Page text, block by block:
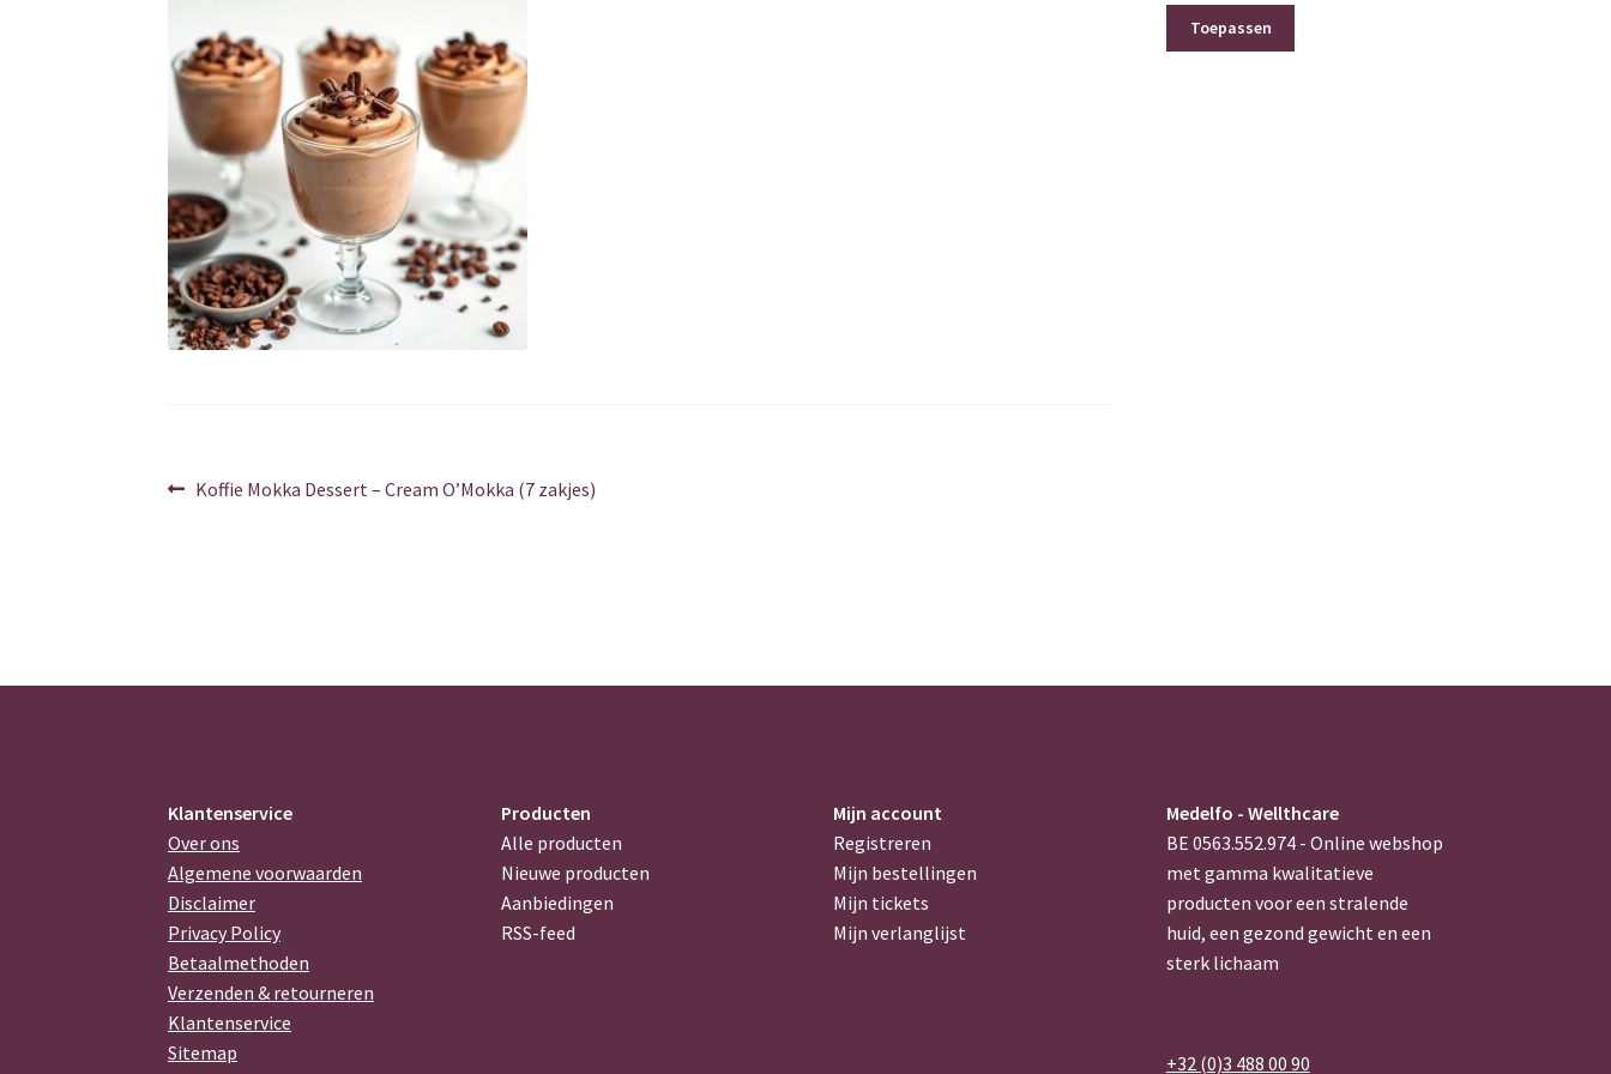
Berichtnavigatie
Vorig
Koffie Mokka Dessert – Cream O’Mokka (7 zakjes)
Toepassen
Klantenservice
Over ons
Algemene voorwaarden
Disclaimer
Privacy Policy
Betaalmethoden
Verzenden & retourneren
Klantenservice
Sitemap
Producten
Alle producten
Nieuwe producten
Aanbiedingen
RSS-feed
Mijn account
Registreren
Mijn bestellingen
Mijn tickets
Mijn verlanglijst
Medelfo - Wellthcare
BE 0563.552.974 - Online webshop
met gamma kwalitatieve
producten voor een stralende
huid, een gezond gewicht en een
sterk lichaam
+32 (0)3 488 00 90